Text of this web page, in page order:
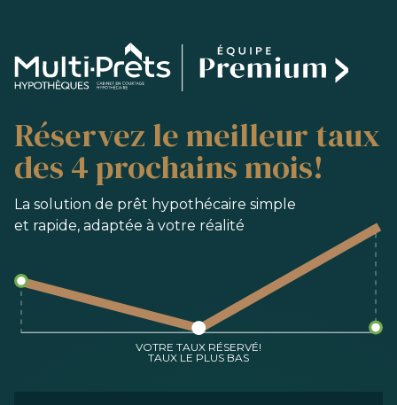
ACHAT
REFINANCEMENT
RENOUVELLEMENT
PRÉ-AUTORISATION
OUTILS
NOUS JOINDRE
ÉQUIPE
Réservez le meilleur taux
des 4 prochains mois!
La solution de prêt hypothécaire simple
et rapide, adaptée à votre réalité
VOTRE TAUX RÉSERVÉ!
TAUX LE PLUS BAS